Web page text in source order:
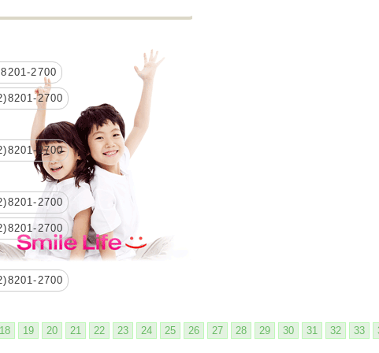
2700
2700
2700
2700
2700
2700
18 19 20 21 22 23 24 25 26 27 28 29 30 31 32 33